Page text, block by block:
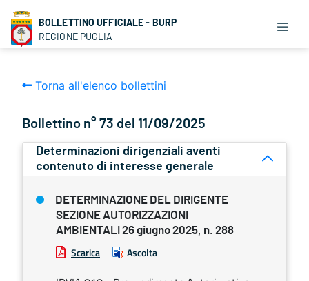
BOLLETTINO UFFICIALE - BURP
REGIONE PUGLIA
Torna all'elenco bollettini
Bollettino n° 73 del 11/09/2025
Determinazioni dirigenziali aventi
contenuto di interesse generale
DETERMINAZIONE DEL DIRIGENTE
SEZIONE AUTORIZZAZIONI
AMBIENTALI 26 giugno 2025, n. 288
Scarica Ascolta